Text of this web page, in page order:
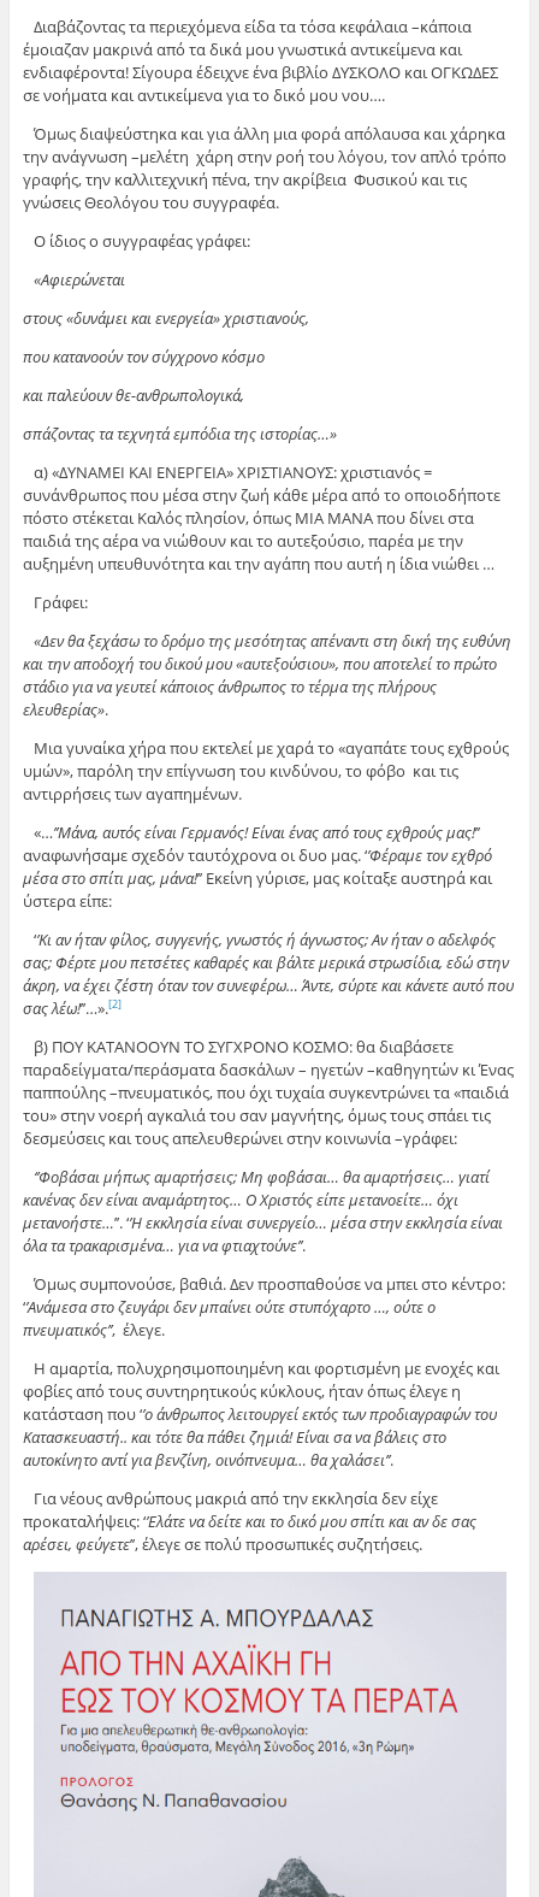
Διαβάζοντας τα περιεχόμενα είδα τα τόσα κεφάλαια –κάποια
έμοιαζαν μακρινά από τα δικά μου γνωστικά αντικείμενα και
ενδιαφέροντα! Σίγουρα έδειχνε ένα βιβλίο ΔΥΣΚΟΛΟ και ΟΓΚΩΔΕΣ
σε νοήματα και αντικείμενα για το δικό μου νου….
Όμως διαψεύστηκα και για άλλη μια φορά απόλαυσα και χάρηκα
την ανάγνωση –μελέτη χάρη στην ροή του λόγου, τον απλό τρόπο
γραφής, την καλλιτεχνική πένα, την ακρίβεια Φυσικού και τις
γνώσεις Θεολόγου του συγγραφέα.
Ο ίδιος ο συγγραφέας γράφει:
«Αφιερώνεται
στους «δυνάμει και ενεργεία» χριστιανούς,
που κατανοούν τον σύγχρονο κόσμο
και παλεύουν θε-ανθρωπολογικά,
σπάζοντας τα τεχνητά εμπόδια της ιστορίας…»
α) «ΔΥΝΑΜΕΙ ΚΑΙ ΕΝΕΡΓΕΙΑ» ΧΡΙΣΤΙΑΝΟΥΣ: χριστιανός =
συνάνθρωπος που μέσα στην ζωή κάθε μέρα από το οποιοδήποτε
πόστο στέκεται Καλός πλησίον, όπως ΜΙΑ ΜΑΝΑ που δίνει στα
παιδιά της αέρα να νιώθουν και το αυτεξούσιο, παρέα με την
αυξημένη υπευθυνότητα και την αγάπη που αυτή η ίδια νιώθει …
Γράφει:
«Δεν θα ξεχάσω το δρόμο της μεσότητας απέναντι στη δική της ευθύνη
και την αποδοχή του δικού μου «αυτεξούσιου», που αποτελεί το πρώτο
στάδιο για να γευτεί κάποιος άνθρωπος το τέρμα της πλήρους
ελευθερίας».
Μια γυναίκα χήρα που εκτελεί με χαρά το «αγαπάτε τους εχθρούς
υμών», παρόλη την επίγνωση του κινδύνου, το φόβο και τις
αντιρρήσεις των αγαπημένων.
«…’’Μάνα, αυτός είναι Γερμανός! Είναι ένας από τους εχθρούς μας!’’
αναφωνήσαμε σχεδόν ταυτόχρονα οι δυο μας. ‘’Φέραμε τον εχθρό
μέσα στο σπίτι μας, μάνα!’’ Εκείνη γύρισε, μας κοίταξε αυστηρά και
ύστερα είπε:
‘’Κι αν ήταν φίλος, συγγενής, γνωστός ή άγνωστος; Αν ήταν ο αδελφός
σας; Φέρτε μου πετσέτες καθαρές και βάλτε μερικά στρωσίδια, εδώ στην
άκρη, να έχει ζέστη όταν τον συνεφέρω… Άντε, σύρτε και κάνετε αυτό που
σας λέω!’’…».[2]
β) ΠΟΥ ΚΑΤΑΝΟΟΥΝ ΤΟ ΣΥΓΧΡΟΝΟ ΚΟΣΜΟ: θα διαβάσετε
παραδείγματα/περάσματα δασκάλων – ηγετών –καθηγητών κι Ένας
παππούλης –πνευματικός, που όχι τυχαία συγκεντρώνει τα «παιδιά
του» στην νοερή αγκαλιά του σαν μαγνήτης, όμως τους σπάει τις
δεσμεύσεις και τους απελευθερώνει στην κοινωνία –γράφει:
‘’Φοβάσαι μήπως αμαρτήσεις; Μη φοβάσαι… θα αμαρτήσεις… γιατί
κανένας δεν είναι αναμάρτητος… Ο Χριστός είπε μετανοείτε… όχι
μετανοήστε…’’. ‘’Η εκκλησία είναι συνεργείο… μέσα στην εκκλησία είναι
όλα τα τρακαρισμένα… για να φτιαχτούνε’’.
Όμως συμπονούσε, βαθιά. Δεν προσπαθούσε να μπει στο κέντρο:
‘’Ανάμεσα στο ζευγάρι δεν μπαίνει ούτε στυπόχαρτο …, ούτε ο
πνευματικός’’, έλεγε.
Η αμαρτία, πολυχρησιμοποιημένη και φορτισμένη με ενοχές και
φοβίες από τους συντηρητικούς κύκλους, ήταν όπως έλεγε η
κατάσταση που ‘’ο άνθρωπος λειτουργεί εκτός των προδιαγραφών του
Κατασκευαστή.. και τότε θα πάθει ζημιά! Είναι σα να βάλεις στο
αυτοκίνητο αντί για βενζίνη, οινόπνευμα… θα χαλάσει’’.
Για νέους ανθρώπους μακριά από την εκκλησία δεν είχε
προκαταλήψεις: ‘’Ελάτε να δείτε και το δικό μου σπίτι και αν δε σας
αρέσει, φεύγετε’’, έλεγε σε πολύ προσωπικές συζητήσεις.